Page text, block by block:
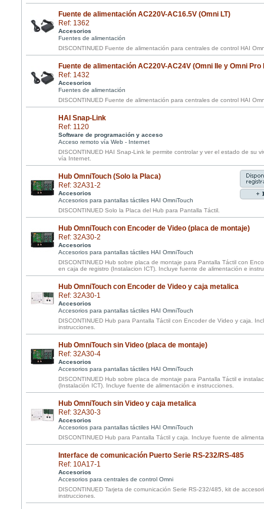
Fuente de alimentación AC220V-AC16.5V (Omni LT)
Ref: 1362
Accesorios
Fuentes de alimentación
DISCONTINUED Fuente de alimentación para centrales de control HAI
Fuente de alimentación AC220V-AC24V (Omni IIe y Omni Pro
Ref: 1432
Accesorios
Fuentes de alimentación
DISCONTINUED Fuente de alimentación para centrales de control HAI
HAI Snap-Link
Ref: 1120
Software de programación y acceso
Acceso remoto vía Web - Internet
DISCONTINUED HAI Snap-Link le permite controlar y ver el estado de su
vía Internet.
Hub OmniTouch (Solo la Placa)
Ref: 32A31-2
Accesorios
Accesorios para pantallas táctiles HAI OmniTouch
DISCONTINUED Solo la Placa del Hub para Pantalla Táctil.
Hub OmniTouch con Encoder de Video (placa de montaje)
Ref: 32A30-2
Accesorios
Accesorios para pantallas táctiles HAI OmniTouch
DISCONTINUED Hub sobre placa de montaje para Pantalla Táctil con
en caja de registro (Instalacion ICT). Incluye fuente de alimentación e
Hub OmniTouch con Encoder de Video y caja metalica
Ref: 32A30-1
Accesorios
Accesorios para pantallas táctiles HAI OmniTouch
DISCONTINUED Hub para Pantalla Táctil con Encoder de Video y caja.
instrucciones.
Hub OmniTouch sin Video (placa de montaje)
Ref: 32A30-4
Accesorios
Accesorios para pantallas táctiles HAI OmniTouch
DISCONTINUED Hub sobre placa de montaje para Pantalla Táctil e
(Instalación ICT). Incluye fuente de alimentación e instrucciones.
Hub OmniTouch sin Video y caja metalica
Ref: 32A30-3
Accesorios
Accesorios para pantallas táctiles HAI OmniTouch
DISCONTINUED Hub para Pantalla Táctil y caja. Incluye fuente de
Interface de comunicación Puerto Serie RS-232/RS-485
Ref: 10A17-1
Accesorios
Accesorios para centrales de control Omni
DISCONTINUED Tarjeta de comunicación Serie RS-232/485, kit de
instrucciones.